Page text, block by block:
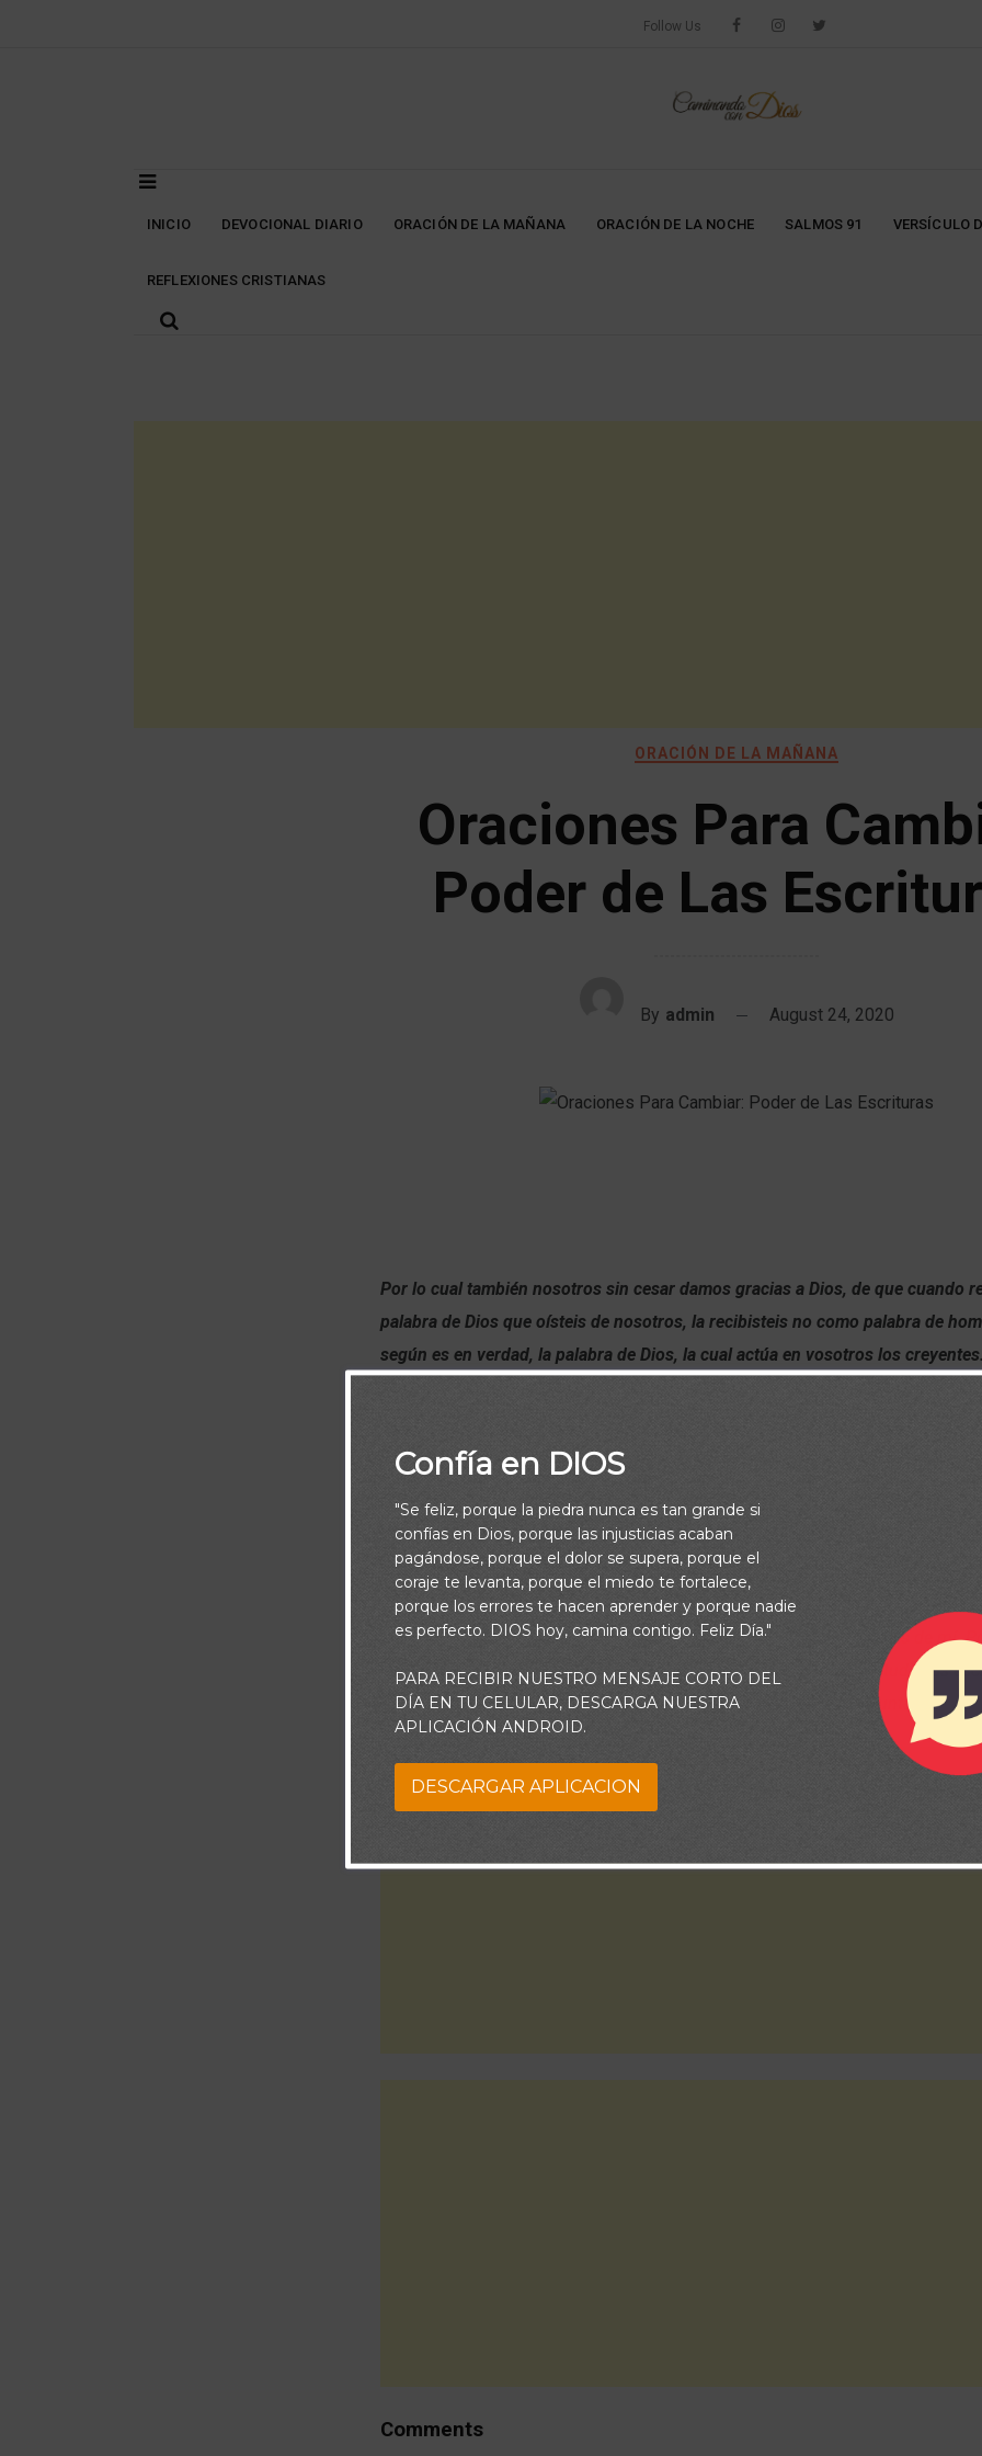
Follow Us
INICIO DEVOCIONAL DIARIO ORACIÓN DE LA MAÑANA ORACIÓN DE LA NOCHE SALMOS 91 VERSÍCULO
REFLEXIONES CRISTIANAS
ORACIÓN DE LA MAÑANA
Oraciones Para
Poder de Las
By admin August 24, 2020
Por lo cual también nosotros sin cesar damos gracias a Dios, de que cuando
palabra de Dios que oísteis de nosotros, la recibisteis no como palabra de
según es en verdad, la palabra de Dios, la cual actúa en vosotros los
La biblia es la ventana a partir de la cual encontramos revelados los
vida de los personajes y autores de cada uno de sus libros. Cuando leemos las
Escrituras miramos por esa ventana para encontrar el reflejo del Señor, que
vidas. Vivir en la palabra de Dios, es el medio para encontrar su paz y felicidad.
Señor, quiero perseverar en Tu Palabra, estudiándola y poniéndola en práctica
forma que pueda moldear mi espíritu conforme a aquello que esperas de mí.
continúa Padre, revelándome tus hermosas promesas mientras estudio las
manera que pueda continuar cada vez más viviendo según Tu voluntad.
Comments
Confía en DIOS
"Se feliz, porque la piedra nunca es tan grande si
confías en Dios, porque las injusticias acaban
pagándose, porque el dolor se supera, porque el
coraje te levanta, porque el miedo te fortalece,
porque los errores te hacen aprender y porque nadie
es perfecto. DIOS hoy, camina contigo. Feliz Día."
PARA RECIBIR NUESTRO MENSAJE CORTO DEL
DÍA EN TU CELULAR, DESCARGA NUESTRA
APLICACIÓN ANDROID.
DESCARGAR APLICACION